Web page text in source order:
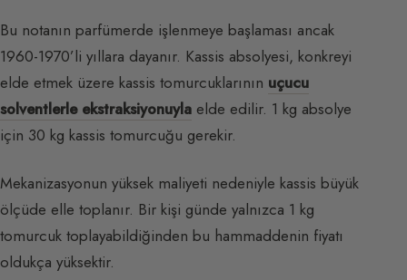
Bu notanın parfümerde işlenmeye başlaması ancak
1960-1970’li yıllara dayanır. Kassis absolyesi, konkreyi
elde etmek üzere kassis tomurcuklarının uçucu
solventlerle ekstraksiyonuyla elde edilir. 1 kg absolye
için 30 kg kassis tomurcuğu gerekir.
Mekanizasyonun yüksek maliyeti nedeniyle kassis büyük
ölçüde elle toplanır. Bir kişi günde yalnızca 1 kg
tomurcuk toplayabildiğinden bu hammaddenin fiyatı
oldukça yüksektir.